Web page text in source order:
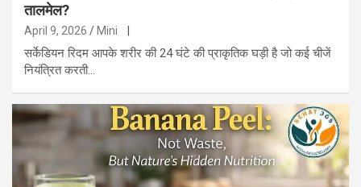
तालमेल?
April 9, 2026 Mini
सर्केडियन रिदम आपके शरीर की 24 घंटे की प्राकृतिक घड़ी है जो कई चीजें
नियंत्रित करती…